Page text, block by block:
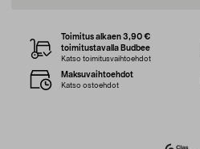
Toimitus alkaen 3,90 €
toimitustavalla Budbee
Katso toimitusvaihtoehdot
Maksuvaihtoehdot
Katso ostoehdot